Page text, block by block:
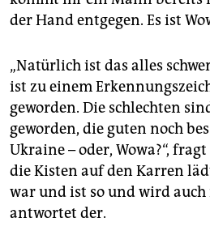
der Hand entgegen. Es ist
„Natürlich ist das alles
ist zu einem
geworden. Die schlechten
geworden, die guten noch
Ukraine – oder, Wowa?“,
die Kisten auf den Karren
war und ist so und wird auch
antwortet der.